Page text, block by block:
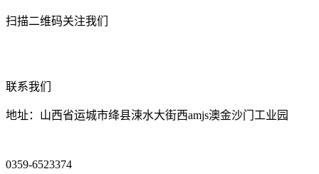
扫描二维码关注我们
联系我们
地址：山西省运城市绛县涑水大街西amjs澳金沙门工业园
0359-6523374